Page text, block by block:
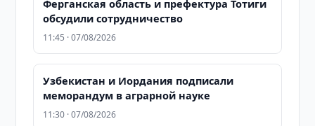
Ферганская область и префектура Тотиги
обсудили сотрудничество
11:45 · 07/08/2026
Узбекистан и Иордания подписали
меморандум в аграрной науке
11:30 · 07/08/2026